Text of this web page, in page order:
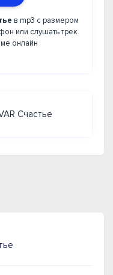
в mp3 с размером
или слушать трек
онлайн
Счастье